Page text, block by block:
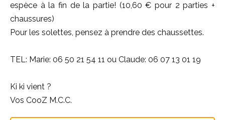
espèce à la fin de la partie! (10,60 € pour 2 parties +
chaussures)
Pour les solettes, pensez à prendre des chaussettes.
TEL: Marie: 06 50 21 54 11 ou Claude: 06 07 13 01 19
Ki ki vient ?
Vos CooZ M.C.C.